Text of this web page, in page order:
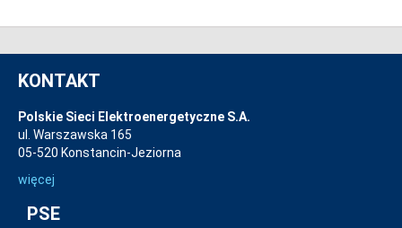
KONTAKT
Polskie Sieci Elektroenergetyczne S.A.
ul. Warszawska 165
05-520 Konstancin-Jeziorna
więcej
PSE